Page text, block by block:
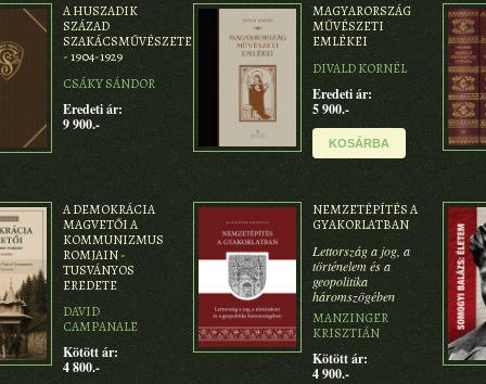
A HUSZADIK
SZÁZAD
SZAKÁCSMŰVÉSZETE
- 1904-1929
CSÁKY SÁNDOR
Eredeti ár:
9 900.-
MAGYARORSZÁG
MŰVÉSZETI
EMLÉKEI
DIVALD KORNÉL
Eredeti ár:
5 900.-
KOSÁRBA
A DEMOKRÁCIA
MAGVETŐI A
KOMMUNIZMUS
ROMJAIN -
TUSVÁNYOS
EREDETE
DAVID
CAMPANALE
Kötött ár:
4 800.-
NEMZETÉPÍTÉS A
GYAKORLATBAN
Lettország a jog, a
történelem és a
geopolitika
háromszögében
MANZINGER
KRISZTIÁN
Kötött ár:
4 900.-